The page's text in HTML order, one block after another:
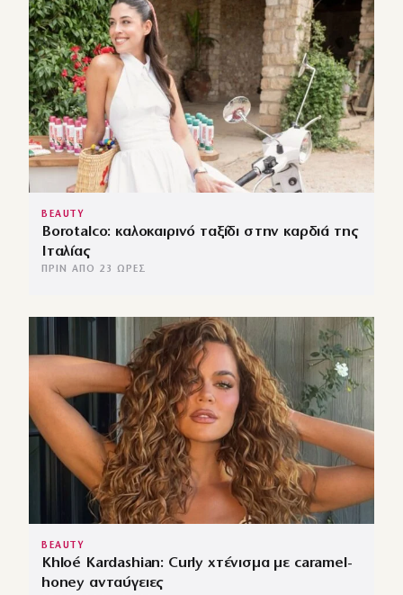
BEAUTY
Borotalco: καλοκαιρινό ταξίδι στην καρδιά της
Ιταλίας
ΠΡΙΝ ΑΠΌ 23 ΏΡΕΣ
BEAUTY
Khloé Kardashian: Curly χτένισμα με caramel-
honey ανταύγειες